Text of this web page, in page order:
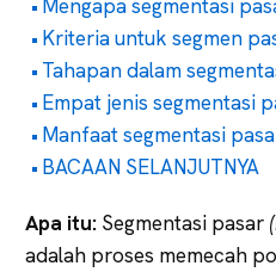
Mengapa segmentasi
Kriteria untuk segmen
Tahapan dalam
Empat jenis segmentasi
Manfaat segmentasi
BACAAN SELANJUTNYA
Apa itu: Segmentasi pasar
adalah proses memecah